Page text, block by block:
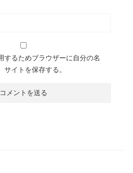
するためブラウザーに自分の名
イトを保存する。